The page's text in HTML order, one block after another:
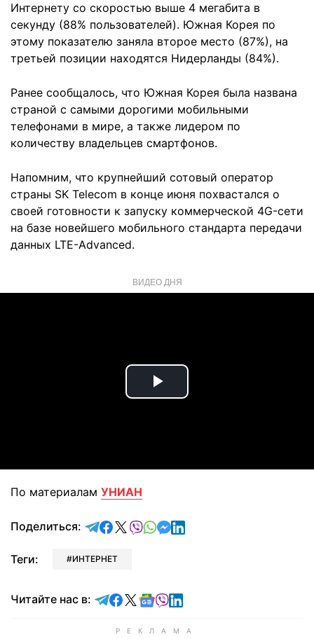
Интернету со скоростью выше 4 мегабита в
секунду (88% пользователей). Южная Корея по
этому показателю заняла второе место (87%), на
третьей позиции находятся Нидерланды (84%).
Ранее сообщалось, что Южная Корея была названа
страной с самыми дорогими мобильными
телефонами в мире, а также лидером по
количеству владельцев смартфонов.
Напомним, что крупнейший сотовый оператор
страны SK Telecom в конце июня похвастался о
своей готовности к запуску коммерческой 4G-сети
на базе новейшего мобильного стандарта передачи
данных LTE-Advanced.
ВИДЕО ДНЯ
Play
По материалам УНИАН
Поделиться: отправить в Telegram
поделиться в Facebook
поделиться в X
отправить в Viber
отправить в Whatsapp
отправить в Messenger
отправить в LinkedIn
Теги: ИНТЕРНЕТ
Читайте нас в: Читайте в Telegram
Читайте в Facebook
Читайте в X
Читайте в Google news
Читайте в Viber
Читайте в LinkedIn